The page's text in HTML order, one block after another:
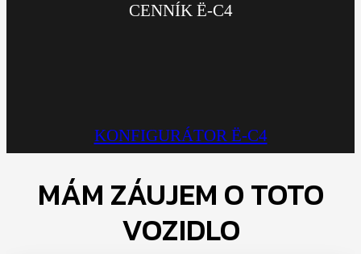
CENNÍK Ë-C4
KONFIGURÁTOR Ë-C4
MÁM ZÁUJEM O TOTO
VOZIDLO